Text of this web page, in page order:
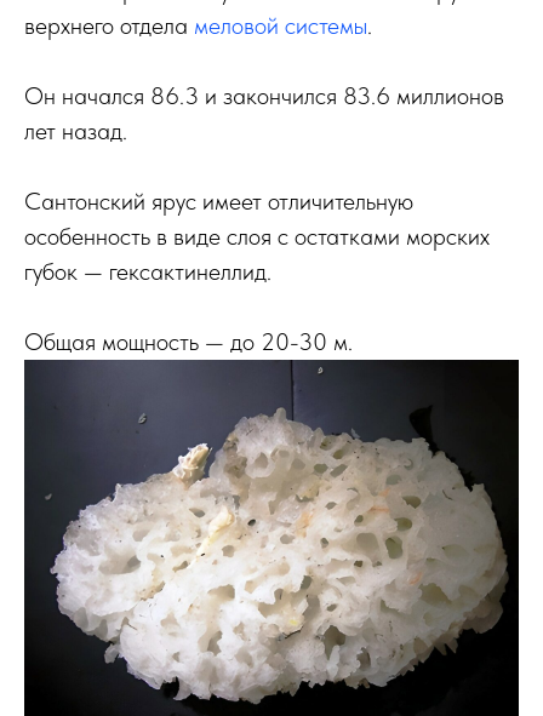
верхнего отдела меловой системы.
Он начался 86.3 и закончился 83.6 миллионов
лет назад.
Сантонский ярус имеет отличительную
особенность в виде слоя с остатками морских
губок — гексактинеллид.
Общая мощность — до 20-30 м.